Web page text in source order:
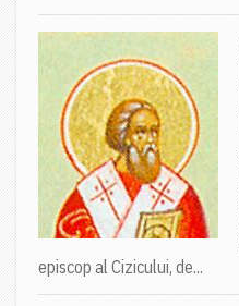
episcop al Cizicului, de...